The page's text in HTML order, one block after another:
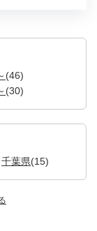
(46)
(30)
千葉県(15)